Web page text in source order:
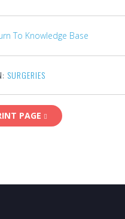
To Knowledge Base
SURGERIES
PAGE